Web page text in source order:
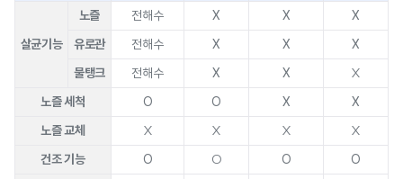
살균기능
노즐 전해수 X X X
유로관 전해수 X X X
물탱크 전해수 X X
X
노즐 세척
O O X X
노즐 교체 X X X
X
건조 기능
O O O O